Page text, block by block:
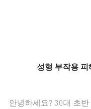
성형 부작용 피
안녕하세요? 30대 초반